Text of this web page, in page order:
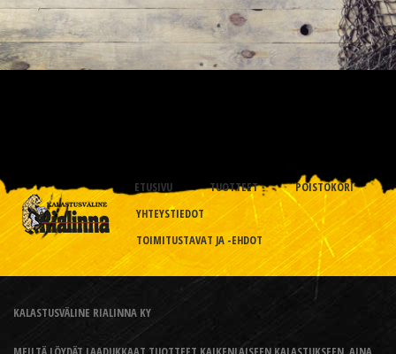
ETUSIVU TUOTTEET
POISTOKORI
YHTEYSTIEDOT
TOIMITUSTAVAT JA -EHDOT
KALASTUSVÄLINE RIALINNA KY